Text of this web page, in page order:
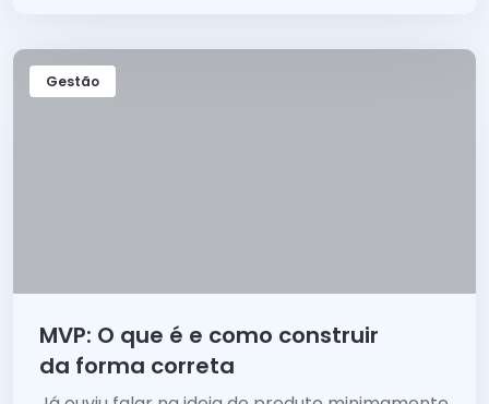
Gestão
MVP: O que é e como construir
da forma correta